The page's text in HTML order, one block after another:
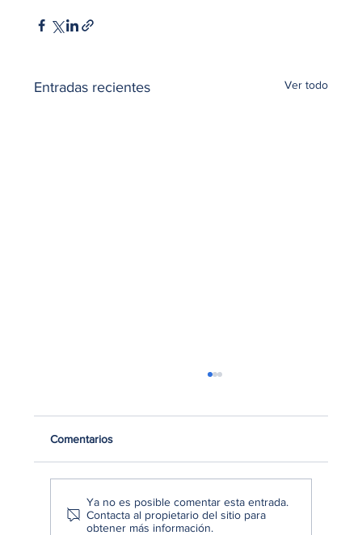
Entradas recientes Ver todo
Comentarios
Ya no es posible comentar esta entrada.
Contacta al propietario del sitio para
obtener más información.